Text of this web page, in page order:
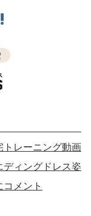
トレーニング動画
ディングドレス姿
メント